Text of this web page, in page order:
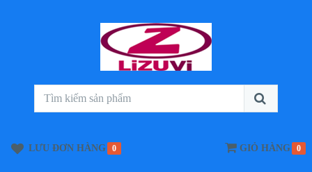
LƯU ĐƠN HÀNG 0 GIỎ HÀNG 0